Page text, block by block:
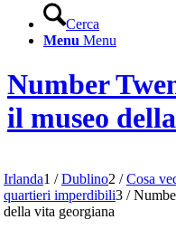
Cerca
Menu Menu
Number
il museo
Irlanda1 / Dublino2 / Cosa
quartieri imperdibili3 /
della vita georgiana